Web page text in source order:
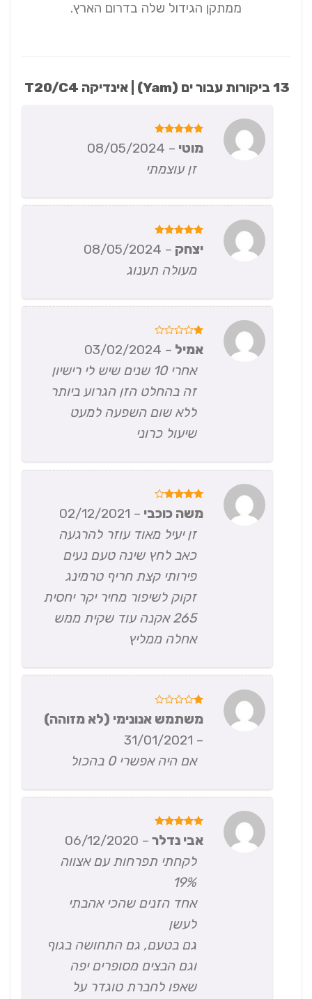
ממתקן הגידול שלה בדרום הארץ.
13 ביקורות עבור ים (Yam) | אינדיקה T20/C4
דורג5
מתוך 5
מוטי–
08/05/2024
זן עוצמתי
מתוך 5
יצחק–
08/05/2024
מעולה תענוג
דורג
אמיל–
03/02/2024
אחרי 10 שנים שיש לי רישיון
זה בהחלט הזן הגרוע ביותר
ללא שום השפעה למעט
שיעול כרוני
דורג4
מתוך 5
משה כוכבי–
02/12/2021
זן יעיל מאוד עוזר להרגעה
כאב לחץ שינה טעם נעים
פירותי קצת חריף טרמינג
זקוק לשיפור מחיר יקר יחסית
265 אקנה עוד שקית ממש
אחלה ממליץ
משתמש אנונימי (לא מזוהה)
31/01/2021
אם היה אפשרי 0 בהכול
דורג 5
מתוך 5
אבי נדלר–
06/12/2020
לקחתי תפרחות עם אצווה
19%
אחד הזנים שהכי אהבתי
לעשן
גם בטעם, גם התחושה בגוף
וגם הבצים מסופרים יפה
שאפו לחברת טוגדר על